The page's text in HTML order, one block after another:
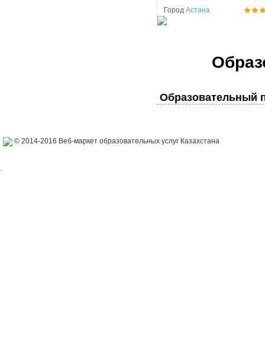
Город Астана
Образовательный
© 2014-2016 Веб-маркет образовательных услуг Казахстана